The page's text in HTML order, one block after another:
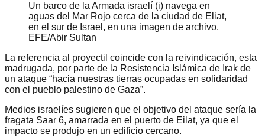
Un barco de la Armada israelí (i) navega en
aguas del Mar Rojo cerca de la ciudad de Eliat,
en el sur de Israel, en una imagen de archivo.
EFE/Abir Sultan
La referencia al proyectil coincide con la reivindicación, esta
madrugada, por parte de la Resistencia Islámica de Irak de
un ataque “hacia nuestras tierras ocupadas en solidaridad
con el pueblo palestino de Gaza”.
Medios israelíes sugieren que el objetivo del ataque sería la
fragata Saar 6, amarrada en el puerto de Eilat, ya que el
impacto se produjo en un edificio cercano.